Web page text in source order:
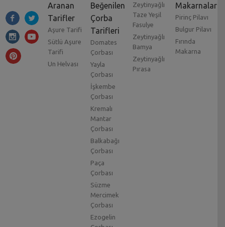
Aranan
Tarifler
Aşure Tarifi
Sütlü Aşure
Tarifi
Un Helvası
Beğenilen
Çorba
Tarifleri
Domates
Çorbası
Yayla
Çorbası
İşkembe
Çorbası
Kremalı
Mantar
Çorbası
Balkabağı
Çorbası
Paça
Çorbası
Süzme
Mercimek
Çorbası
Ezogelin
Zeytinyağlı
Taze Yeşil
Fasulye
Zeytinyağlı
Bamya
Zeytinyağlı
Pırasa
Makarnalar
Pirinç Pilavı
Bulgur Pilavı
Fırında
Makarna